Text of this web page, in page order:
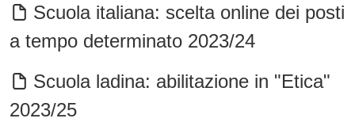
Scuola italiana: scelta online dei posti
a tempo determinato 2023/24
Scuola ladina: abilitazione in "Etica"
2023/25